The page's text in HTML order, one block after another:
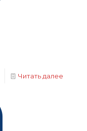
Читать далее